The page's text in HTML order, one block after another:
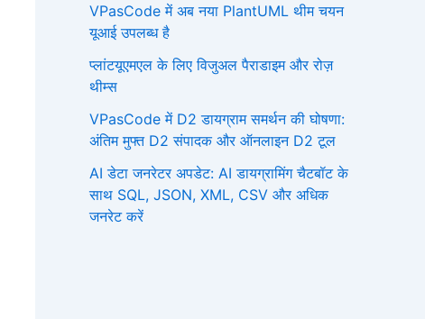
VPasCode में अब नया PlantUML थीम चयन
यूआई उपलब्ध है
प्लांटयूएमएल के लिए विजुअल पैराडाइम और रोज़
थीम्स
VPasCode में D2 डायग्राम समर्थन की घोषणा:
अंतिम मुफ्त D2 संपादक और ऑनलाइन D2 टूल
AI डेटा जनरेटर अपडेट: AI डायग्रामिंग चैटबॉट के
साथ SQL, JSON, XML, CSV और अधिक
जनरेट करें